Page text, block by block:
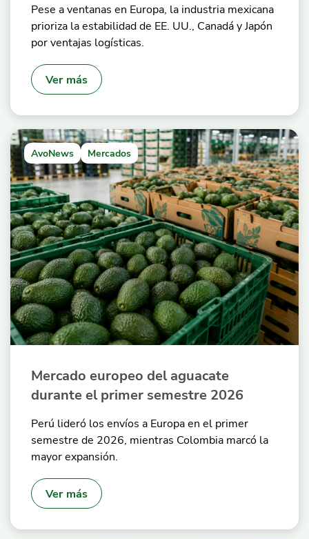
Pese a ventanas en Europa, la industria mexicana
prioriza la estabilidad de EE. UU., Canadá y Japón
por ventajas logísticas.
Ver más
AvoNews Mercados
Mercado europeo del aguacate
durante el primer semestre 2026
Perú lideró los envíos a Europa en el primer
semestre de 2026, mientras Colombia marcó la
mayor expansión.
Ver más